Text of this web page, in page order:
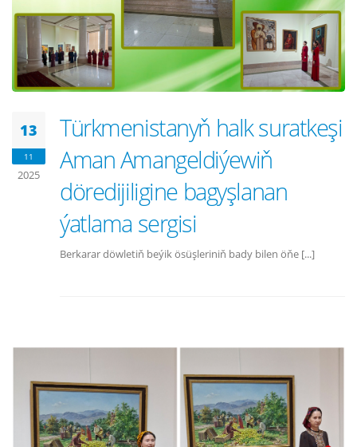
13
11
2025
Türkmenistanyň halk suratkeşi
Aman Amangeldiýewiň
döredijiligine bagyşlanan
ýatlama sergisi
Berkarar döwletiň beýik ösüşleriniň bady bilen öňe [...]